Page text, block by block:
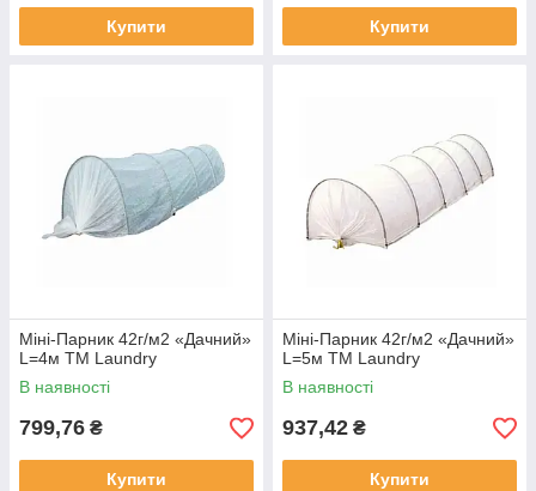
Купити Купити
Міні-Парник 42г/м2 «Дачний»
L=4м ТМ Laundry
В наявності
799,76 ₴
Купити
Міні-Парник 42г/м2 «Дачний»
L=5м ТМ Laundry
В наявності
937,42 ₴
Купити